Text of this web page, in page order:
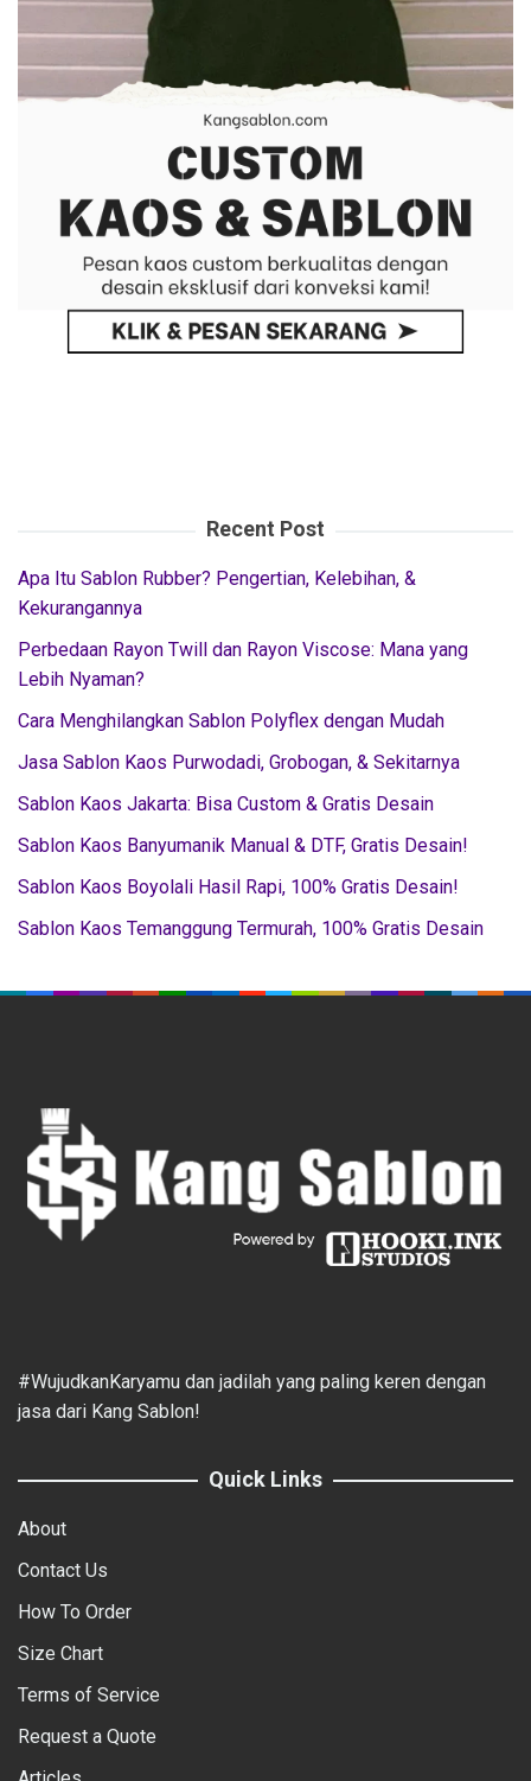
Recent Post
Apa Itu Sablon Rubber? Pengertian, Kelebihan, &
Kekurangannya
Perbedaan Rayon Twill dan Rayon Viscose: Mana yang
Lebih Nyaman?
Cara Menghilangkan Sablon Polyflex dengan Mudah
Jasa Sablon Kaos Purwodadi, Grobogan, & Sekitarnya
Sablon Kaos Jakarta: Bisa Custom & Gratis Desain
Sablon Kaos Banyumanik Manual & DTF, Gratis Desain!
Sablon Kaos Boyolali Hasil Rapi, 100% Gratis Desain!
Sablon Kaos Temanggung Termurah, 100% Gratis Desain
#WujudkanKaryamu dan jadilah yang paling keren dengan
jasa dari Kang Sablon!
Quick Links
About
Contact Us
How To Order
Size Chart
Terms of Service
Request a Quote